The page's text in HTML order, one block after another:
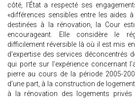
côté, l'État a respecté ses
«différences sensibles entre les aides
destinées à la rénovation, la Cour
encourageant. Elle considère le
difficilement réversible là où il est mis
d'expertise des services déconcentrés
qui porte sur l’expérience concernant
pierre au cours de la période 2005-
d'une part, à la construction de
à la rénovation des logements